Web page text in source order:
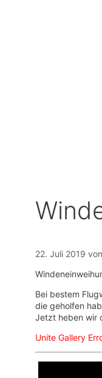
22. Juli 2019 von
Bei bestem
die geholfen
Jetzt heben wir
Unite Gallery